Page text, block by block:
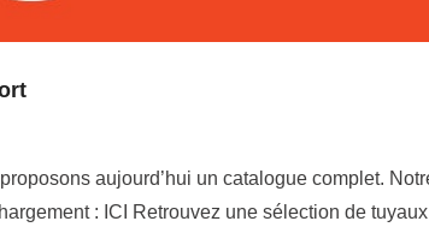
aujourd’hui un catalogue complet.
: ICI Retrouvez une sélection de